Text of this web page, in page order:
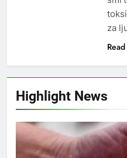
Highlight News
za